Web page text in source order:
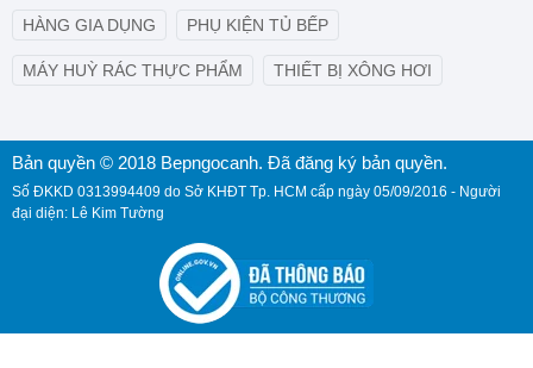
HÀNG GIA DỤNG PHỤ KIỆN TỦ BẾP
MÁY HUỲ RÁC THỰC PHẨM THIẾT BỊ XÔNG HƠI
Bản quyền © 2018 Bepngocanh. Đã đăng ký bản quyền.
Số ĐKKD 0313994409 do Sở KHĐT Tp. HCM cấp ngày 05/09/2016 - Người
đại diện: Lê Kim Tường